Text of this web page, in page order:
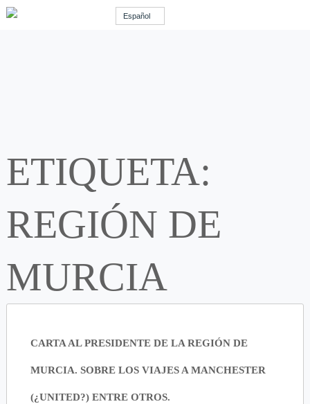
Español
ETIQUETA:
REGIÓN DE
MURCIA
CARTA AL PRESIDENTE DE LA REGIÓN DE
MURCIA. SOBRE LOS VIAJES A MANCHESTER
(¿UNITED?) ENTRE OTROS.